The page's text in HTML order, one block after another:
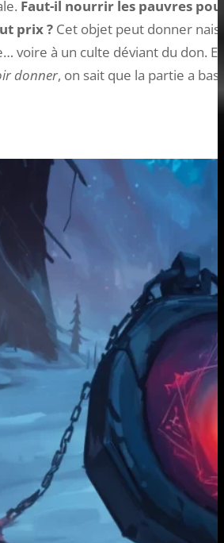
Faut-il nourrir les pauvres
prix ? Cet objet peut donner
voire à un culte déviant du don.
donner, on sait que la partie a